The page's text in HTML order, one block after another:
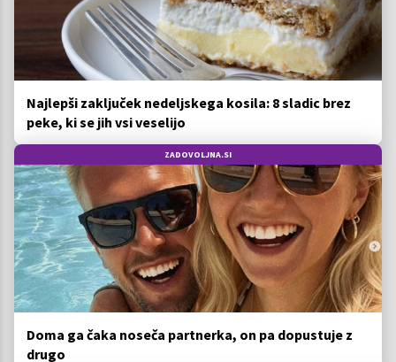
Najlepši zaključek nedeljskega kosila: 8 sladic brez
peke, ki se jih vsi veselijo
ZADOVOLJNA.SI
Doma ga čaka noseča partnerka, on pa dopustuje z
drugo